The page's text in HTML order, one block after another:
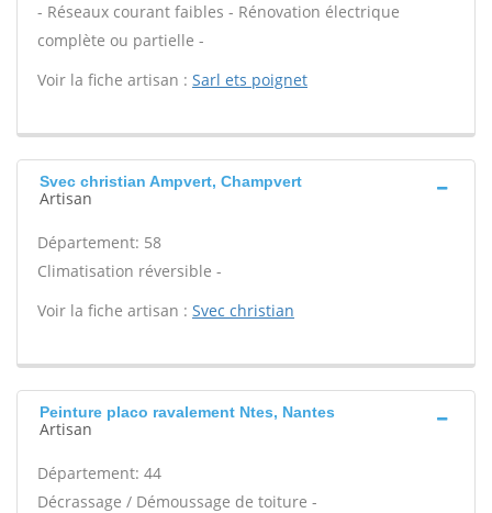
- Réseaux courant faibles - Rénovation électrique
complète ou partielle -
Voir la fiche artisan : Sarl ets poignet
Svec christian Ampvert, Champvert
Artisan
Département: 58
Climatisation réversible -
Voir la fiche artisan : Svec christian
Peinture placo ravalement Ntes, Nantes
Artisan
Département: 44
Décrassage / Démoussage de toiture -